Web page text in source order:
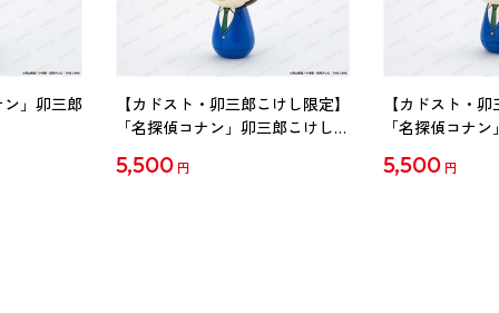
」卯三郎
【カドスト・卯三郎こけし限定】
「名探偵コナン」卯三郎こけし
5,500 円
【カドスト・
「名探偵コナ
5,500 円